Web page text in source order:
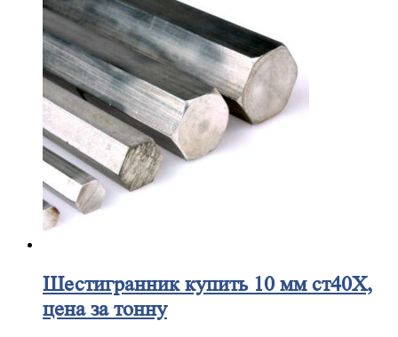
Шестигранниккупить 10 мм ст40Х,
цена за тонну